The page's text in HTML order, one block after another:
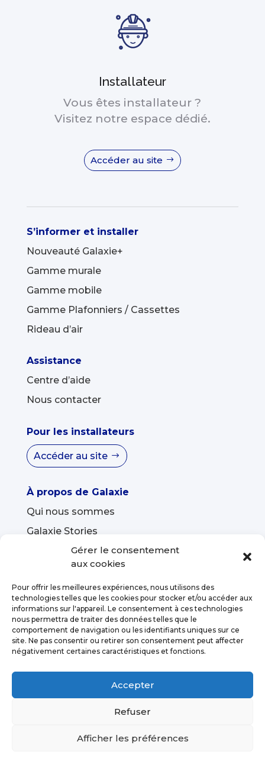
Gérer le consentement
aux cookies
Pour offrir les meilleures expériences, nous utilisons des
technologies telles que les cookies pour stocker et/ou accéder aux
informations sur l'appareil. Le consentement à ces technologies
nous permettra de traiter des données telles que le
comportement de navigation ou les identifiants uniques sur ce
site. Ne pas consentir ou retirer son consentement peut affecter
négativement certaines caractéristiques et fonctions.
Accepter
Refuser
Afficher les préférences
Installateur
Vous êtes installateur ?
Visitez notre espace dédié.
Accéder au site
S’informer et installer
Nouveauté Galaxie+
Gamme murale
Gamme mobile
Gamme Plafonniers / Cassettes
Rideau d’air
Assistance
Centre d’aide
Nous contacter
Pour les installateurs
Accéder au site
À propos de Galaxie
Qui nous sommes
Galaxie Stories
Présentation de Galaxie +